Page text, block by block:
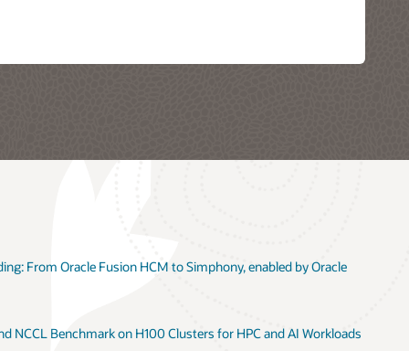
From Oracle Fusion HCM to Simphony, enabled by Oracle
NCCL Benchmark on H100 Clusters for HPC and AI Workloads